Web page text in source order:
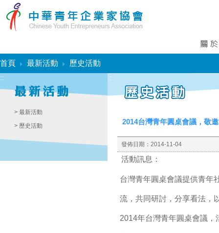
首頁 最新活動 歷史活動
:::
> 最新活動
> 歷史活動
:::
2014台灣青年圓桌會議，敬
發佈日期： 2014-11-04
活動訊息：
台灣青年圓桌會議提供青
流，共同研討，分享看法，
2014年台灣青年圓桌會議，